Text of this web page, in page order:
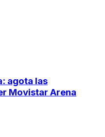
agota las
Movistar Arena